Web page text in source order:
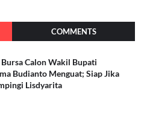
COMMENTS
Calon Wakil Bupati
Budianto Menguat; Siap Jika
Lisdyarita